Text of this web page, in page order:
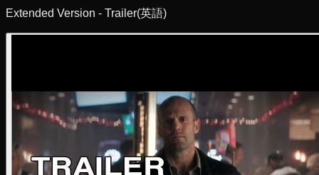
Extended Version - Trailer(英語)